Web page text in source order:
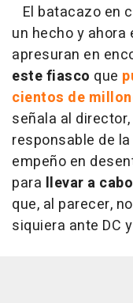
El batacazo en
un hecho y ahora
apresuran en
este fiasco que
cientos de
señala al director,
responsable de
empeño en
para llevar a
que, al parecer,
siquiera ante DC